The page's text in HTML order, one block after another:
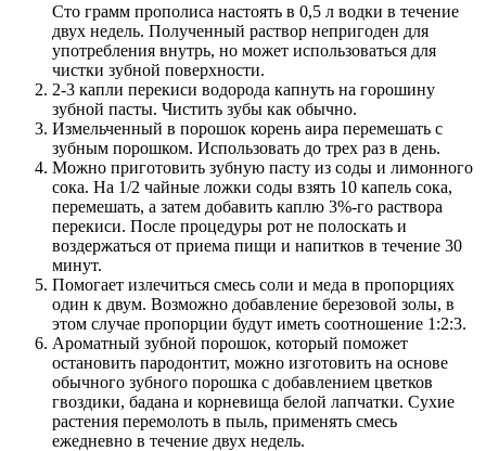
Сто грамм прополиса настоять в 0,5 л водки в течение
двух недель. Полученный раствор непригоден для
употребления внутрь, но может использоваться для
чистки зубной поверхности.
2-3 капли перекиси водорода капнуть на горошину
зубной пасты. Чистить зубы как обычно.
Измельченный в порошок корень аира перемешать с
зубным порошком. Использовать до трех раз в день.
Можно приготовить зубную пасту из соды и лимонного
сока. На 1/2 чайные ложки соды взять 10 капель сока,
перемешать, а затем добавить каплю 3%-го раствора
перекиси. После процедуры рот не полоскать и
воздержаться от приема пищи и напитков в течение 30
минут.
Помогает излечиться смесь соли и меда в пропорциях
один к двум. Возможно добавление березовой золы, в
этом случае пропорции будут иметь соотношение 1:2:3.
Ароматный зубной порошок, который поможет
остановить пародонтит, можно изготовить на основе
обычного зубного порошка с добавлением цветков
гвоздики, бадана и корневища белой лапчатки. Сухие
растения перемолоть в пыль, применять смесь
ежедневно в течение двух недель.